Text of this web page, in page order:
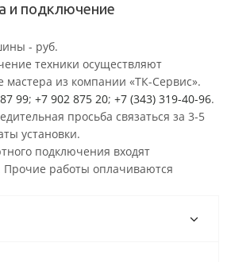
и подключение
- руб.
техники осуществляют
из компании «ТК-Сервис».
99; +7 902 875 20; +7 (343) 319-40-96.
просьба связаться за 3-5
установки.
подключения входят
Прочие работы оплачиваются